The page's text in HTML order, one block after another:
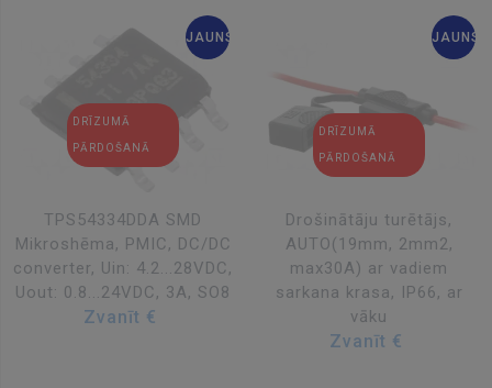
JAUNS
TPS54334DDA SMD
Mikroshēma, PMIC, DC/DC
converter, Uin: 4.2...28VDC,
Uout: 0.8...24VDC, 3A, SO8
Zvanīt €
JAUNS
Drošinātāju turētājs,
AUTO(19mm, 2mm2,
max30A) ar vadiem
sarkana krasa, IP66, ar
vāku
Zvanīt €